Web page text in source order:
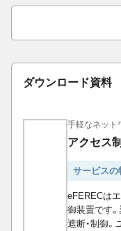
ダウンロード資料
手軽なネット
アクセス
サービスの
eFERECは
御装置です
遮断・制御